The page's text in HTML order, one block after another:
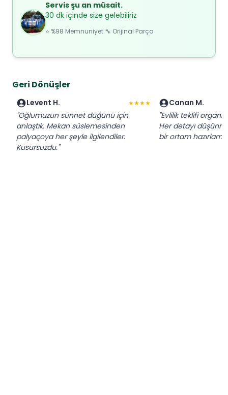
Servis şu an müsait.
30 dk içinde size gelebiliriz
⭐ %98 Memnuniyet 🔧 Orijinal Parça
Geri Dönüşler
Levent H. ★★★★
"Oğlumuzun sünnet düğünü için
anlaştık. Mekan süslemesinden
palyaçoya her şeyle ilgilendiler.
Kusursuzdu."
Canan M.
"Evlilik teklifi
Her detayı
bir ortam